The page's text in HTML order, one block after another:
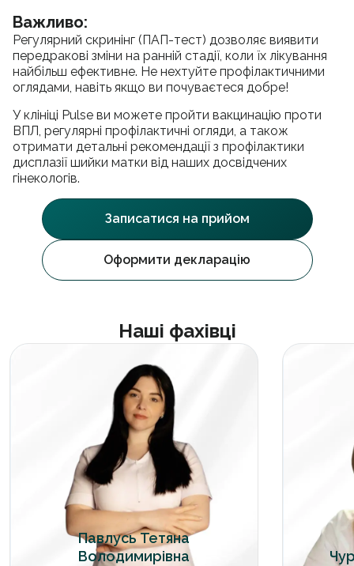
Важливо:
Регулярний скринінг (ПАП-тест) дозволяє виявити
передракові зміни на ранній стадії, коли їх лікування
найбільш ефективне. Не нехтуйте профілактичними
оглядами, навіть якщо ви почуваєтеся добре!
У клініці Pulse ви можете пройти вакцинацію проти
ВПЛ, регулярні профілактичні огляди, а також
отримати детальні рекомендації з профілактики
дисплазії шийки матки від наших досвідчених
гінекологів.
Записатися на прийом
Оформити декларацію
Наші фахівці
Павлусь Тетяна
Володимирівна